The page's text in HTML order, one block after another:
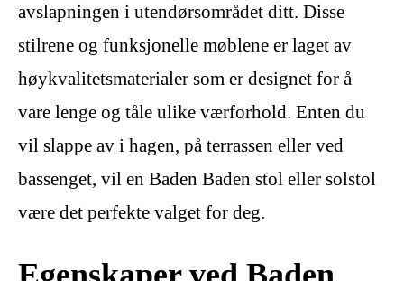
avslapningen i utendørsområdet ditt. Disse
stilrene og funksjonelle møblene er laget av
høykvalitetsmaterialer som er designet for å
vare lenge og tåle ulike værforhold. Enten du
vil slappe av i hagen, på terrassen eller ved
bassenget, vil en Baden Baden stol eller solstol
være det perfekte valget for deg.